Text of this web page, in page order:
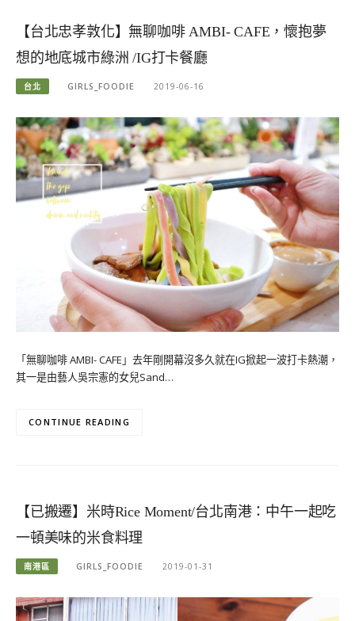
【台北忠孝敦化】無聊咖啡 AMBI- CAFE，懷抱夢
想的地底城市綠洲 /IG打卡餐廳
台北 GIRLS_FOODIE 2019-06-16
「無聊咖啡 AMBI- CAFE」去年剛開幕沒多久就在IG掀起一波打卡熱潮，
其一是由藝人吳宗憲的女兒Sand…
CONTINUE READING
【已搬遷】米時Rice Moment/台北南港：中午一起吃
一頓美味的米食料理
南港區 GIRLS_FOODIE 2019-01-31